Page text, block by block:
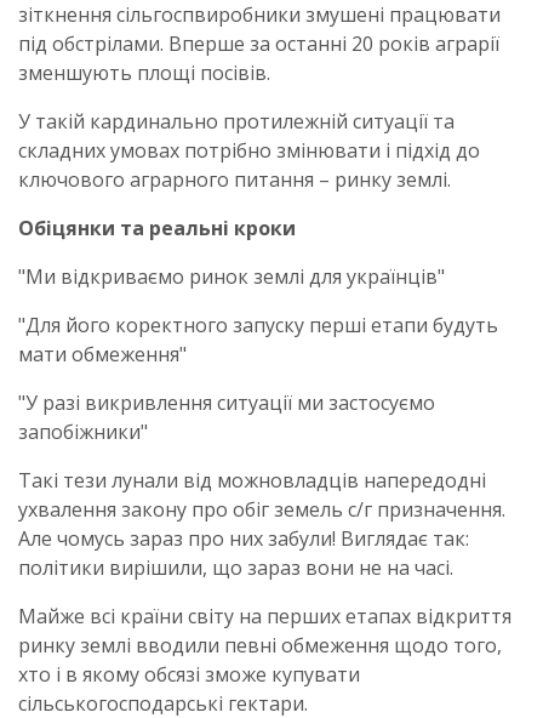
зіткнення сільгоспвиробники змушені працювати
під обстрілами. Вперше за останні 20 років аграрії
зменшують площі посівів.
У такій кардинально протилежній ситуації та
складних умовах потрібно змінювати і підхід до
ключового аграрного питання – ринку землі.
Обіцянки та реальні кроки
"Ми відкриваємо ринок землі для українців"
"Для його коректного запуску перші етапи будуть
мати обмеження"
"У разі викривлення ситуації ми застосуємо
запобіжники"
Такі тези лунали від можновладців напередодні
ухвалення закону про обіг земель с/г призначення.
Але чомусь зараз про них забули! Виглядає так:
політики вирішили, що зараз вони не на часі.
Майже всі країни світу на перших етапах відкриття
ринку землі вводили певні обмеження щодо того,
хто і в якому обсязі зможе купувати
сільськогосподарські гектари.